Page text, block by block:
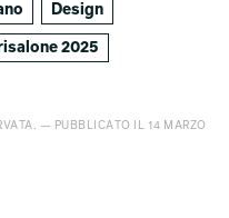
Design
2025
— PUBBLICATO IL 14 MARZO